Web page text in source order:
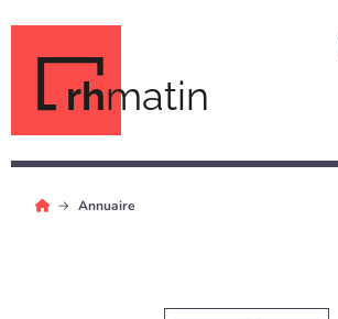
rhmatin
Annuaire